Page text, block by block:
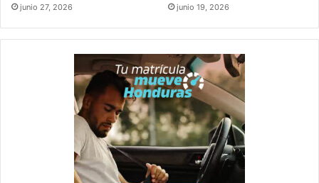
junio 27, 2026 junio 19, 2026